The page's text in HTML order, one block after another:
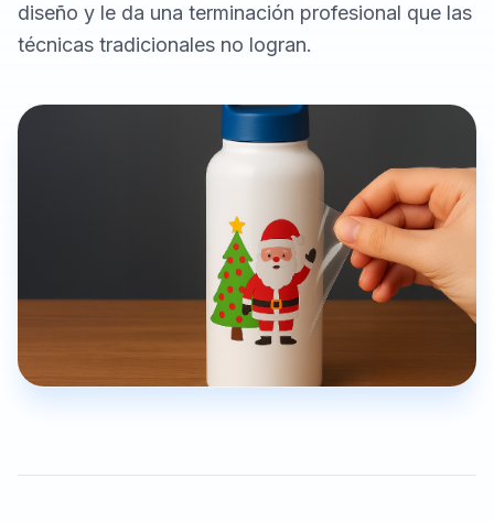
diseño y le da una terminación profesional que las
técnicas tradicionales no logran.